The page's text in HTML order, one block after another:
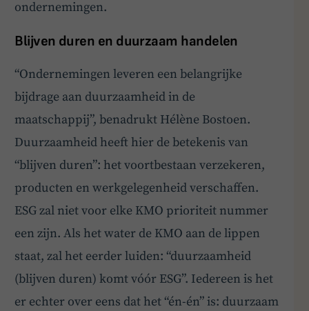
ondernemingen.
Blijven duren en duurzaam handelen
“Ondernemingen leveren een belangrijke
bijdrage aan duurzaamheid in de
maatschappij”, benadrukt Hélène Bostoen.
Duurzaamheid heeft hier de betekenis van
“blijven duren”: het voortbestaan verzekeren,
producten en werkgelegenheid verschaffen.
ESG zal niet voor elke KMO prioriteit nummer
een zijn. Als het water de KMO aan de lippen
staat, zal het eerder luiden: “duurzaamheid
(blijven duren) komt vóór ESG”. Iedereen is het
er echter over eens dat het “én-én” is: duurzaam